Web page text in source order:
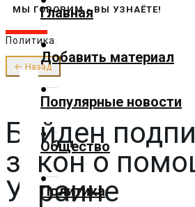
Технологии
Предложить новость
О нас
✕
Главная
Добавить
материал
Главная
Добавить материал
Популярные новости
Общество
Политика
МЫ ГОВОРИМ - ВЫ УЗНАЁТЕ!
Политика
← Назад
Байден
закон о
Украине